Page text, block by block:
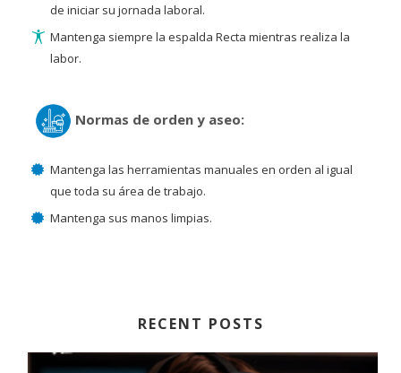
de iniciar su jornada laboral.
Mantenga siempre la espalda Recta mientras realiza la
labor.
Normas de orden y aseo:
Mantenga las herramientas manuales en orden al igual
que toda su área de trabajo.
Mantenga sus manos limpias.
RECENT POSTS